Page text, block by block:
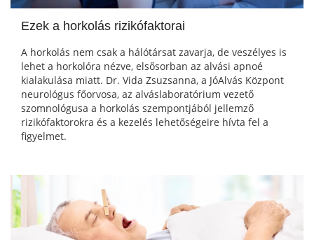
Ezek a horkolás rizikófaktorai
A horkolás nem csak a hálótársat zavarja, de veszélyes is
lehet a horkolóra nézve, elsősorban az alvási apnoé
kialakulása miatt. Dr. Vida Zsuzsanna, a JóAlvás Központ
neurológus főorvosa, az alváslaboratórium vezető
szomnológusa a horkolás szempontjából jellemző
rizikófaktorokra és a kezelés lehetőségeire hívta fel a
figyelmet.